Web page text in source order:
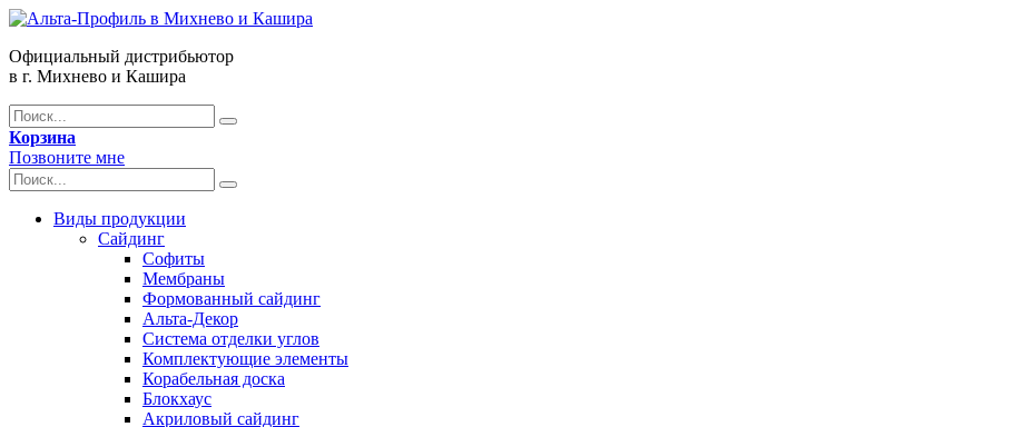
Официальный дистрибьютор
в г. Михнево и Кашира
Корзина
Позвоните мне
Виды продукции
Сайдинг
Софиты
Мембраны
Формованный сайдинг
Альта-Декор
Система отделки углов
Комплектующие элементы
Корабельная доска
Блокхаус
Акриловый сайдинг